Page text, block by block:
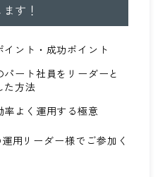
CO.,LTD.
Co.,Ltd.
す！
ント・成功ポイント
ート社員をリーダーと
た方法
よく運用する極意
用リーダー様でご参加く